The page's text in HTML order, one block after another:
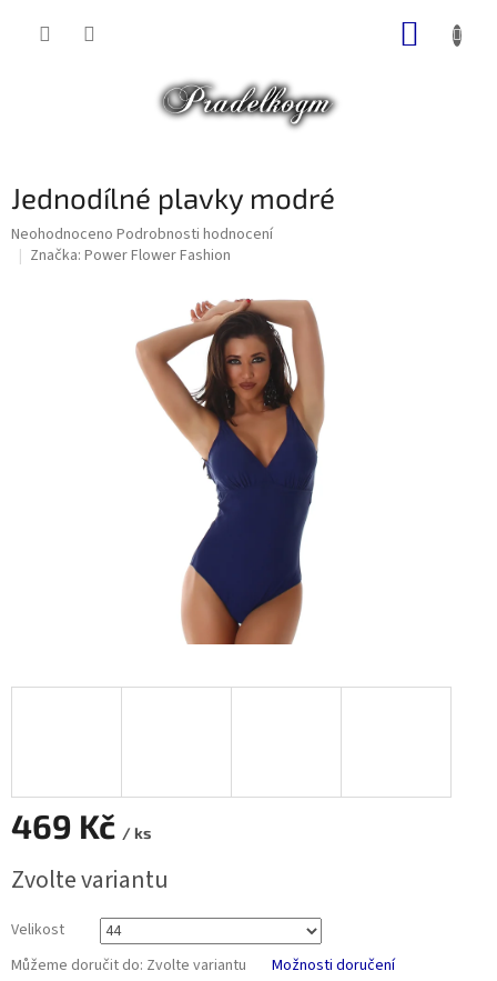
Jednodílné plavky modré
Průměrné
hodnocení
Neohodnoceno Podrobnosti hodnocení
Značka: Power Flower Fashion
469 Kč / ks
cena:
Zvolte variantu
Velikost
Můžeme doručit do: Zvolte variantu Možnosti doručení